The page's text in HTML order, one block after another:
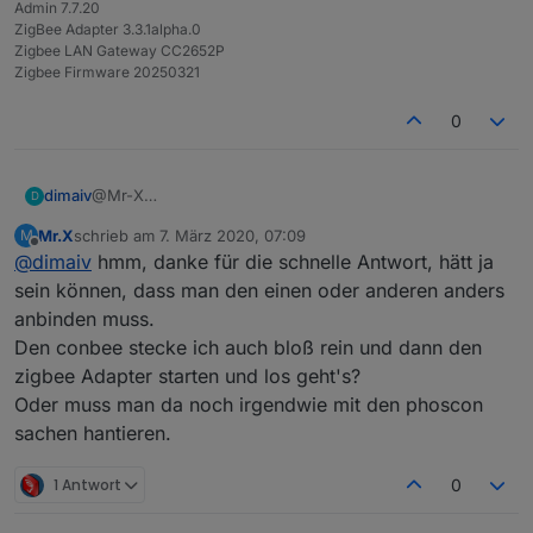
Admin 7.7.20
ZigBee Adapter 3.3.1alpha.0
Zigbee LAN Gateway CC2652P
Zigbee Firmware 20250321
0
D dimaiv@Mr-X
M
Offline
Mr.Xschrieb am 7. März 2020, 07:09
zuletzt editiert von
@dimaiv hmm, danke für die schnelle Antwort, hätt ja
sein können, dass man den einen oder anderen anders
anbinden muss.
Den conbee stecke ich auch bloß rein und dann den
zigbee Adapter starten und los geht's?
Oder muss man da noch irgendwie mit den phoscon
sachen hantieren.
1 Antwort 0